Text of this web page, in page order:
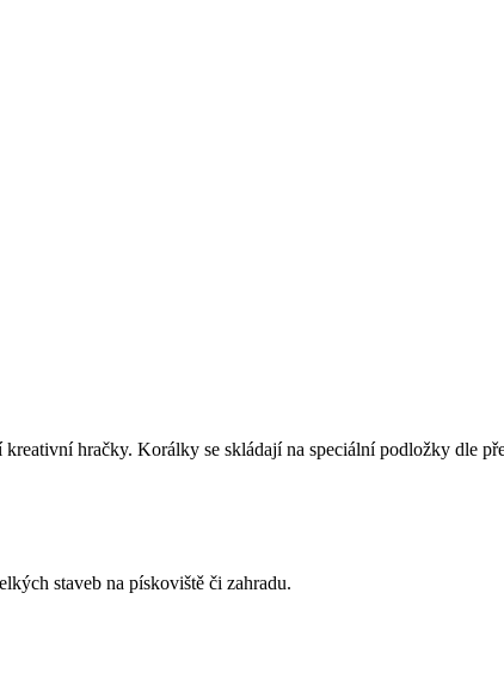
kreativní hračky. Korálky se skládají na speciální podložky dle
staveb na pískoviště či zahradu.